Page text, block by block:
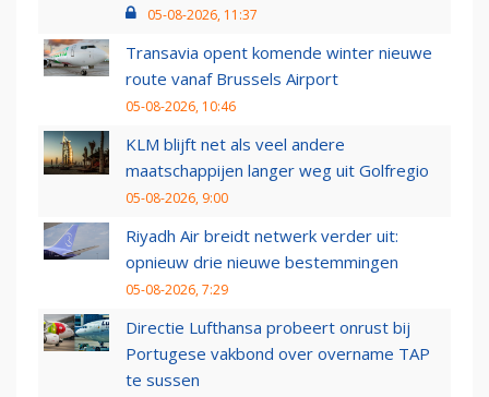
05-08-2026, 11:37
Transavia opent komende winter nieuwe
route vanaf Brussels Airport
05-08-2026, 10:46
KLM blijft net als veel andere
maatschappijen langer weg uit Golfregio
05-08-2026, 9:00
Riyadh Air breidt netwerk verder uit:
opnieuw drie nieuwe bestemmingen
05-08-2026, 7:29
Directie Lufthansa probeert onrust bij
Portugese vakbond over overname TAP
te sussen